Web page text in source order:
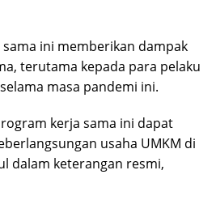
ini memberikan dampak
terutama kepada para pelaku
masa pandemi ini.
kerja sama ini dapat
usaha UMKM di
dalam keterangan resmi,